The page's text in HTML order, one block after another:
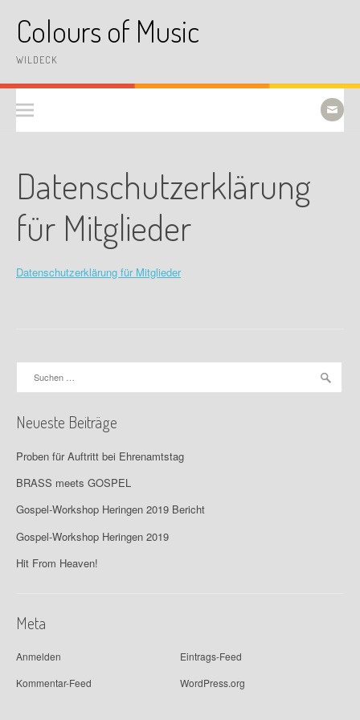
contentColours of Music
WILDECK
Datenschutzerklärung
für Mitglieder
Datenschutzerklärung für Mitglieder
nach:
Neueste Beiträge
Proben für Auftritt bei Ehrenamtstag
BRASS meets GOSPEL
Gospel-Workshop Heringen 2019 Bericht
Gospel-Workshop Heringen 2019
Hit From Heaven!
Meta
Anmelden
Eintrags-Feed
Kommentar-Feed
WordPress.org